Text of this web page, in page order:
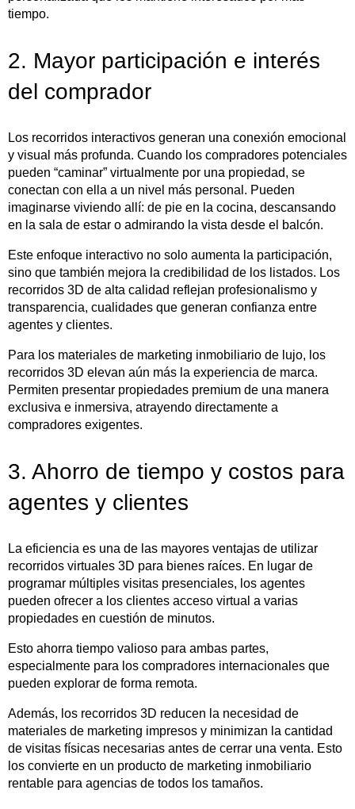
tiempo.
2. Mayor participación e interés
del comprador
Los recorridos interactivos generan una conexión emocional
y visual más profunda. Cuando los compradores potenciales
pueden “caminar” virtualmente por una propiedad, se
conectan con ella a un nivel más personal. Pueden
imaginarse viviendo allí: de pie en la cocina, descansando
en la sala de estar o admirando la vista desde el balcón.
Este enfoque interactivo no solo aumenta la participación,
sino que también mejora la credibilidad de los listados. Los
recorridos 3D de alta calidad reflejan profesionalismo y
transparencia, cualidades que generan confianza entre
agentes y clientes.
Para los materiales de marketing inmobiliario de lujo, los
recorridos 3D elevan aún más la experiencia de marca.
Permiten presentar propiedades premium de una manera
exclusiva e inmersiva, atrayendo directamente a
compradores exigentes.
3. Ahorro de tiempo y costos para
agentes y clientes
La eficiencia es una de las mayores ventajas de utilizar
recorridos virtuales 3D para bienes raíces. En lugar de
programar múltiples visitas presenciales, los agentes
pueden ofrecer a los clientes acceso virtual a varias
propiedades en cuestión de minutos.
Esto ahorra tiempo valioso para ambas partes,
especialmente para los compradores internacionales que
pueden explorar de forma remota.
Además, los recorridos 3D reducen la necesidad de
materiales de marketing impresos y minimizan la cantidad
de visitas físicas necesarias antes de cerrar una venta. Esto
los convierte en un producto de marketing inmobiliario
rentable para agencias de todos los tamaños.